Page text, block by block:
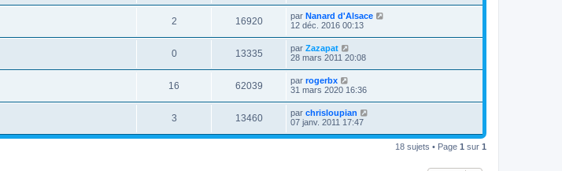
2 16920 par Nanard d'Alsace
12 déc. 2016 00:13
0 13335 par Zazapat
28 mars 2011 20:08
16 62039 par rogerbx
31 mars 2020 16:36
3 13460 par chrisloupian
07 janv. 2011 17:47
18 sujets • Page 1 sur 1